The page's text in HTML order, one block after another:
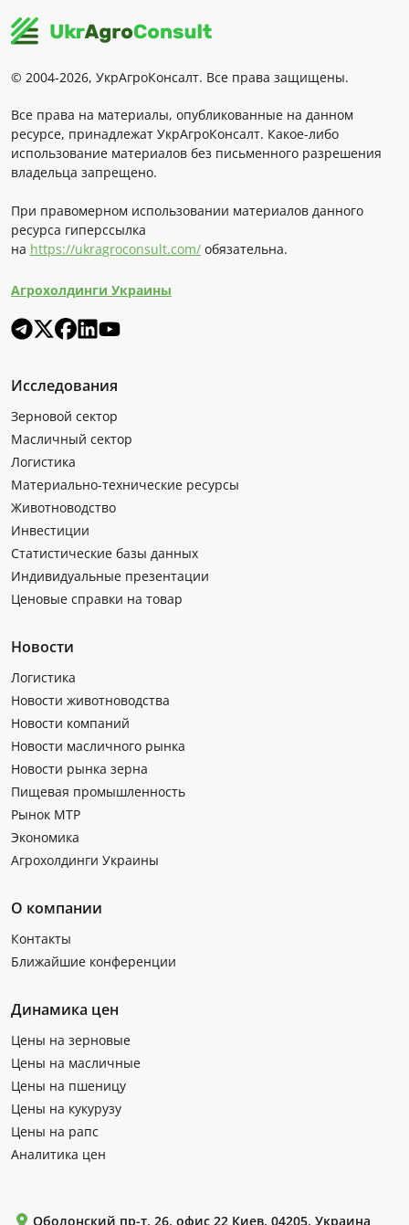
© 2004-2026, УкрАгроКонсалт. Все права защищены.
Все права на материалы, опубликованные на данном
ресурсе, принадлежат УкрАгроКонсалт. Какое-либо
использование материалов без письменного разрешения
владельца запрещено.
При правомерном использовании материалов данного
ресурса гиперссылка
на https://ukragroconsult.com/ обязательна.
Агрохолдинги Украины
Исследования
Зерновой сектор
Масличный сектор
Логистика
Материально-технические ресурсы
Животноводство
Инвестиции
Статистические базы данных
Индивидуальные презентации
Ценовые справки на товар
Новости
Логистика
Новости животноводства
Новости компаний
Новости масличного рынка
Новости рынка зерна
Пищевая промышленность
Рынок МТР
Экономика
Агрохолдинги Украины
О компании
Контакты
Ближайшие конференции
Динамика цен
Цены на зерновые
Цены на масличные
Цены на пшеницу
Цены на кукурузу
Цены на рапс
Аналитика цен
Оболонский пр-т, 26, офис 22 Киев, 04205, Украина